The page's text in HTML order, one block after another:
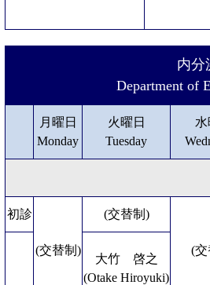
内分
Department of
月曜日
Monday
火曜日
Tuesday
水
初診
(交替制)
(交替制)
(交
大竹 啓之
(Otake Hiroyuki)